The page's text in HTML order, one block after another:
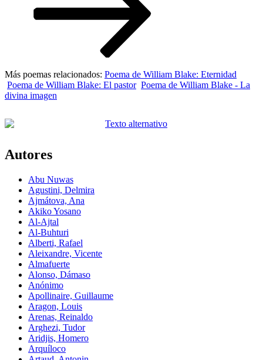
Más poemas relacionados: Poema de William Blake: Eternidad
Poema de William Blake: El pastor Poema de William Blake - La
divina imagen
Autores
Abu Nuwas
Agustini, Delmira
Ajmátova, Ana
Akiko Yosano
Al-Ajtal
Al-Buhturi
Alberti, Rafael
Aleixandre, Vicente
Almafuerte
Alonso, Dámaso
Anónimo
Apollinaire, Guillaume
Aragon, Louis
Arenas, Reinaldo
Arghezi, Tudor
Aridjis, Homero
Arquíloco